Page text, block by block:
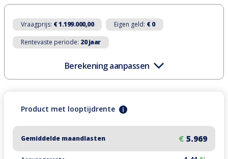
Vraagprijs: € 1.199.000,00 Eigen geld: € 0
Rentevaste periode: 20 jaar
Berekening aanpassen
Product met looptijdrente
€ 5.969
Gemiddelde maandlasten